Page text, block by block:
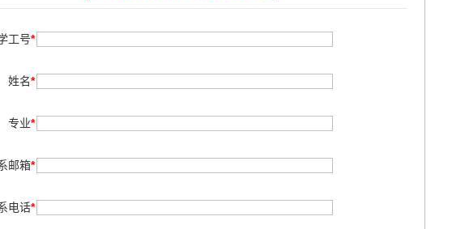
工号*
姓名*
专业*
邮箱*
电话*